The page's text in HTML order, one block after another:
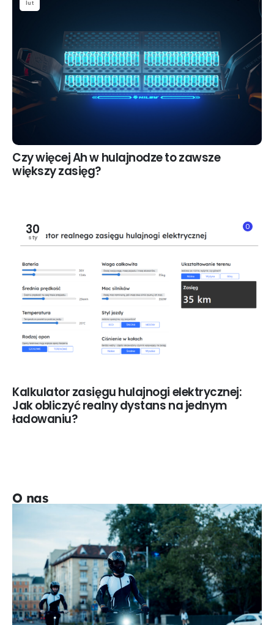
lut
Czy więcej Ah w hulajnodze to zawsze
większy zasięg?
30
sty
0
Kalkulator zasięgu hulajnogi elektrycznej:
Jak obliczyć realny dystans na jednym
ładowaniu?
O nas